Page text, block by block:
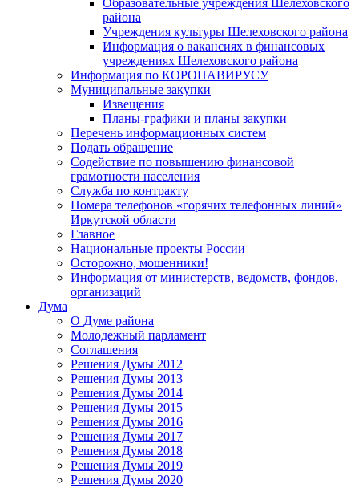
района
Учреждения культуры Шелеховского района
Информация о вакансиях в финансовых
учреждениях Шелеховского района
Информация по КОРОНАВИРУСУ
Муниципальные закупки
Извещения
Планы-графики и планы закупки
Перечень информационных систем
Подать обращение
Содействие по повышению финансовой
грамотности населения
Служба по контракту
Номера телефонов «горячих телефонных линий»
Иркутской области
Главное
Национальные проекты России
Осторожно, мошенники!
Информация от министерств, ведомств, фондов,
организаций
Дума
О Думе района
Молодежный парламент
Соглашения
Решения Думы 2012
Решения Думы 2013
Решения Думы 2014
Решения Думы 2015
Решения Думы 2016
Решения Думы 2017
Решения Думы 2018
Решения Думы 2019
Решения Думы 2020